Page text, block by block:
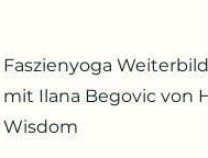
Faszienyoga
mit Ilana Begovic von
Wisdom